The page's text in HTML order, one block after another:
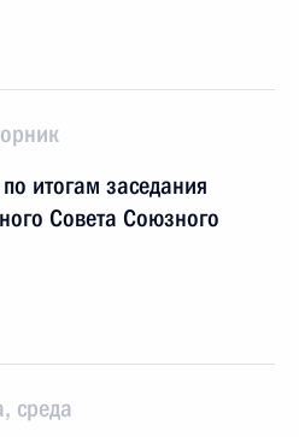
итогам заседания
Совета Союзного
среда